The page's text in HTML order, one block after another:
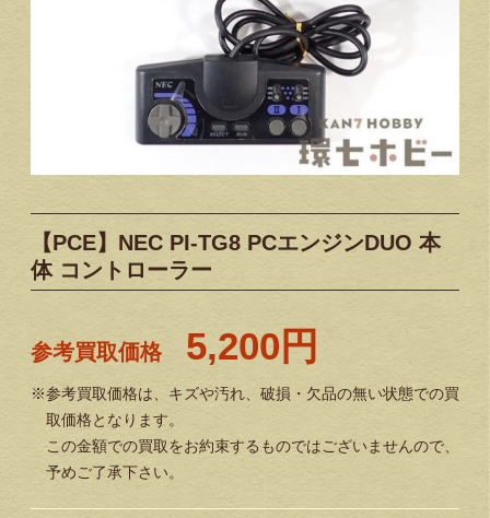
【PCE】NEC PI-TG8 PCエンジンDUO 本
体 コントローラー
参考買取価格 5,200円
※参考買取価格は、キズや汚れ、破損・欠品の無い状態での買
取価格となります。
この金額での買取をお約束するものではございませんので、
予めご了承下さい。